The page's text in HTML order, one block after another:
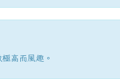
高而風趣。